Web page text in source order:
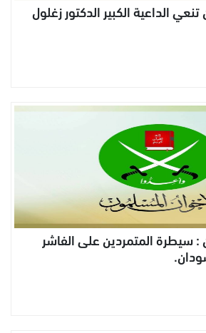
الداعية الكبير الدكتور زغلول
: سيطرة المتمردين على الفاشر